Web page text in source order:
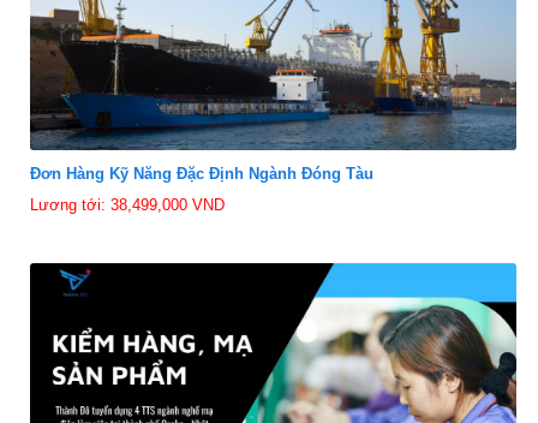
Đơn Hàng Kỹ Năng Đặc Định Ngành Đóng Tàu
Lương tới: 38,499,000 VND